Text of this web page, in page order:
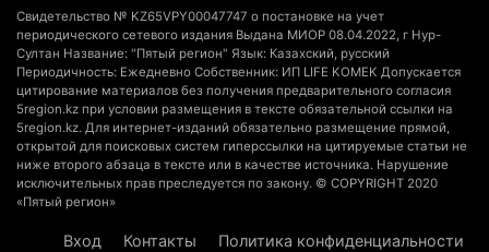
4 августа 2026 г. 20:22 116
Партия «Әділет» предложила превратить
университеты в центры технологий и новых
рабочих мест
4 августа 2026 г. 15:11 183
В Алматинской области назначили нового
председателя административного суда
Свидетельство № KZ65VPY00047747 о постановке на учет
периодического сетевого издания Выдана МИОР 08.04.2022, г Нур-
Султан Название: "Пятый регион" Язык: Казахский, русский
Периодичность: Ежедневно Собственник: ИП LIFE KOMEK Допускается
цитирование материалов без получения предварительного согласия
5region.kz при условии размещения в тексте обязательной ссылки на
5region.kz. Для интернет-изданий обязательно размещение прямой,
открытой для поисковых систем гиперссылки на цитируемые статьи не
ниже второго абзаца в тексте или в качестве источника. Нарушение
исключительных прав преследуется по закону. © COPYRIGHT 2020
«Пятый регион»
Вход Контакты Политика конфиденциальности